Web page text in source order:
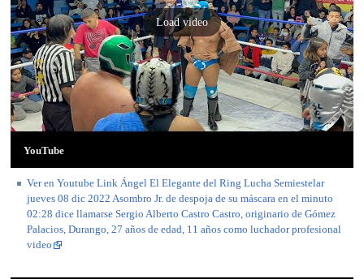
Load video
YouTube
Ver en Youtube Link Ángel El Elegante del Ring Lucha Semiestelar
jueves 08 dic 2022 Asombro Jr. de despoja de su máscara en el minuto
02:28 dice llamarse Sergio Alberto Castro Castro, originario de Gómez
Palacios, Durango, 27 años de edad, 11 años como luchador profesional
video